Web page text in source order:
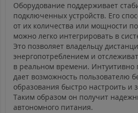
Оборудование поддерживает
подключенных устройств. Его
от их количества или мощности
можно легко интегрировать в
Это позволяет владельцу
энергопотреблением и
в реальном времени.
дает возможность пользователю
образования быстро настроить и
Таким образом он получит
автономного питания.